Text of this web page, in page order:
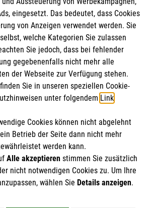
für Kirche und Caritas eG
3706 0120 1201 2040 18
Sie uns
2
e.V. ist als eingetragene
eingesetzt. Das bedeutet, dass Cookies
von Anzeigen verwendet werden. Sie
welche Kategorien Sie zulassen
Sie jedoch, dass bei fehlender
gegebenenfalls nicht mehr alle
der Webseite zur Verfügung stehen.
Sie in unseren speziellen Cookie-
unter folgendem Link.
Cookies können nicht abgelehnt
Betrieb der Seite dann nicht mehr
werden kann.
Alle akzeptierenstimmen Sie zusätzlich
nicht notwendigen Cookies zu. Um Ihre
wählen Sie Details anzeigen.